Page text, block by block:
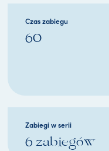
ś
s
F
Czas zabiegu
60
Zabiegi w serii
6 zabiegów